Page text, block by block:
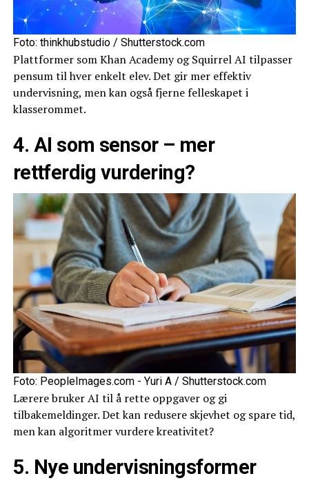
Foto: thinkhubstudio / Shutterstock.com
Plattformer som Khan Academy og Squirrel AI tilpasser
pensum til hver enkelt elev. Det gir mer effektiv
undervisning, men kan også fjerne felleskapet i
klasserommet.
4. AI som sensor – mer
rettferdig vurdering?
Foto: PeopleImages.com - Yuri A / Shutterstock.com
Lærere bruker AI til å rette oppgaver og gi
tilbakemeldinger. Det kan redusere skjevhet og spare tid,
men kan algoritmer vurdere kreativitet?
5. Nye undervisningsformer